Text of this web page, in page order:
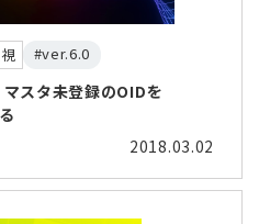
#ver.6.0
スタ未登録のOIDを
2018.03.02